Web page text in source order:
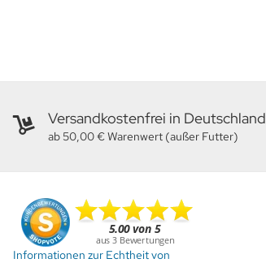
Versandkostenfrei in Deutschland
ab 50,00 € Warenwert (außer Futter)
Informationen zur Echtheit von